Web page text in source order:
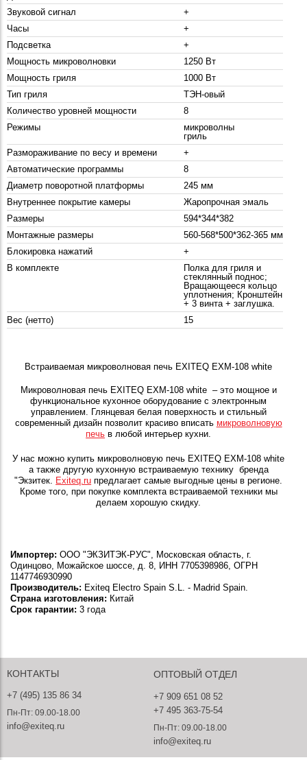
Звуковой сигнал
+
Часы
+
Подсветка
+
Мощность микроволновки
1250 Вт
Мощность гриля
1000 Вт
Тип гриля
ТЭН-овый
Количество уровней мощности
8
Режимы
микроволны
гриль
Размораживание по весу и времени
+
Автоматические программы
8
Диаметр поворотной платформы
245 мм
Внутреннее покрытие камеры
Жаропрочная эмаль
Размеры
594*344*382
Монтажные размеры
560-568*500*362-365 мм
Блокировка нажатий
+
В комплекте
Полка для гриля и
стеклянный поднос;
Вращающееся кольцо
уплотнения; Кронштейн
+ 3 винта + заглушка.
Вес (нетто)
15
Встраиваемая микроволновая печь EXITEQ EXM-108 white
Микроволновая печь EXITEQ EXM-108 white – это мощное и
функциональное кухонное оборудование с электронным
управлением. Глянцевая белая поверхность и стильный
современный дизайн позволит красиво вписать микроволновую
печь в любой интерьер кухни.
У нас можно купить микроволновую печь EXITEQ EXM-108 white
а также другую кухонную встраиваемую технику бренда
"Экзитек. Exiteq.ru предлагает самые выгодные цены в регионе.
Кроме того, при покупке комплекта встраиваемой техники мы
делаем хорошую скидку.
Импортер: ООО "ЭКЗИТЭК-РУС", Московская область, г.
Одинцово, Можайское шоссе, д. 8, ИНН 7705398986, ОГРН
1147746930990
Производитель: Exiteq Electro Spain S.L. - Madrid Spain.
Страна изготовления: Китай
Срок гарантии: 3 года
КОНТАКТЫ
+7 (495) 135 86 34
Пн-Пт: 09.00-18.00
info@exiteq.ru
ОПТОВЫЙ ОТДЕЛ
+7 909 651 08 52
+7 495 363-75-54
Пн-Пт: 09.00-18.00
info@exiteq.ru